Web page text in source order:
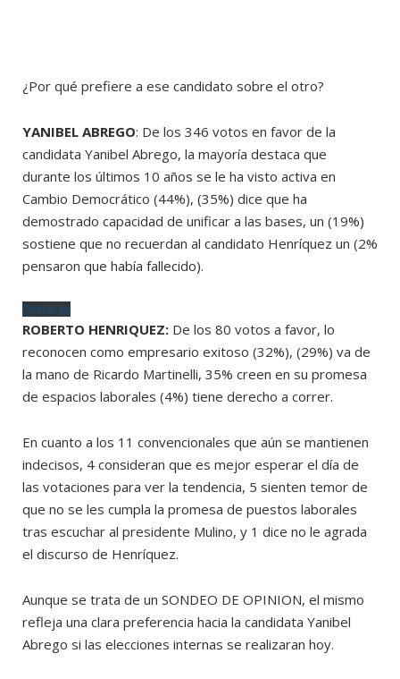
¿Por qué prefiere a ese candidato sobre el otro?
YANIBEL ABREGO: De los 346 votos en favor de la
candidata Yanibel Abrego, la mayoría destaca que
durante los últimos 10 años se le ha visto activa en
Cambio Democrático (44%), (35%) dice que ha
demostrado capacidad de unificar a las bases, un (19%)
sostiene que no recuerdan al candidato Henríquez un (2%
pensaron que había fallecido).
Descarga
ROBERTO HENRIQUEZ: De los 80 votos a favor, lo
reconocen como empresario exitoso (32%), (29%) va de
la mano de Ricardo Martinelli, 35% creen en su promesa
de espacios laborales (4%) tiene derecho a correr.
En cuanto a los 11 convencionales que aún se mantienen
indecisos, 4 consideran que es mejor esperar el día de
las votaciones para ver la tendencia, 5 sienten temor de
que no se les cumpla la promesa de puestos laborales
tras escuchar al presidente Mulino, y 1 dice no le agrada
el discurso de Henríquez.
Aunque se trata de un SONDEO DE OPINION, el mismo
refleja una clara preferencia hacia la candidata Yanibel
Abrego si las elecciones internas se realizaran hoy.